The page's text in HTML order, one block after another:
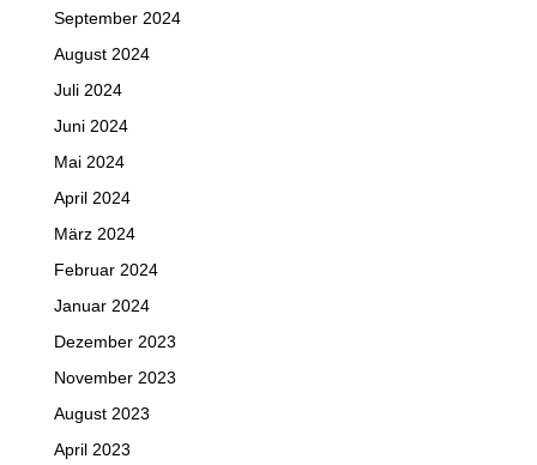
September 2024
August 2024
Juli 2024
Juni 2024
Mai 2024
April 2024
März 2024
Februar 2024
Januar 2024
Dezember 2023
November 2023
August 2023
April 2023